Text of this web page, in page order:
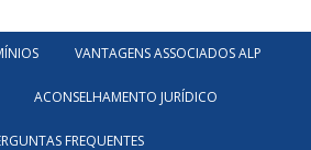
VANTAGENS ASSOCIADOS ALP
ACONSELHAMENTO JURÍDICO
FREQUENTES